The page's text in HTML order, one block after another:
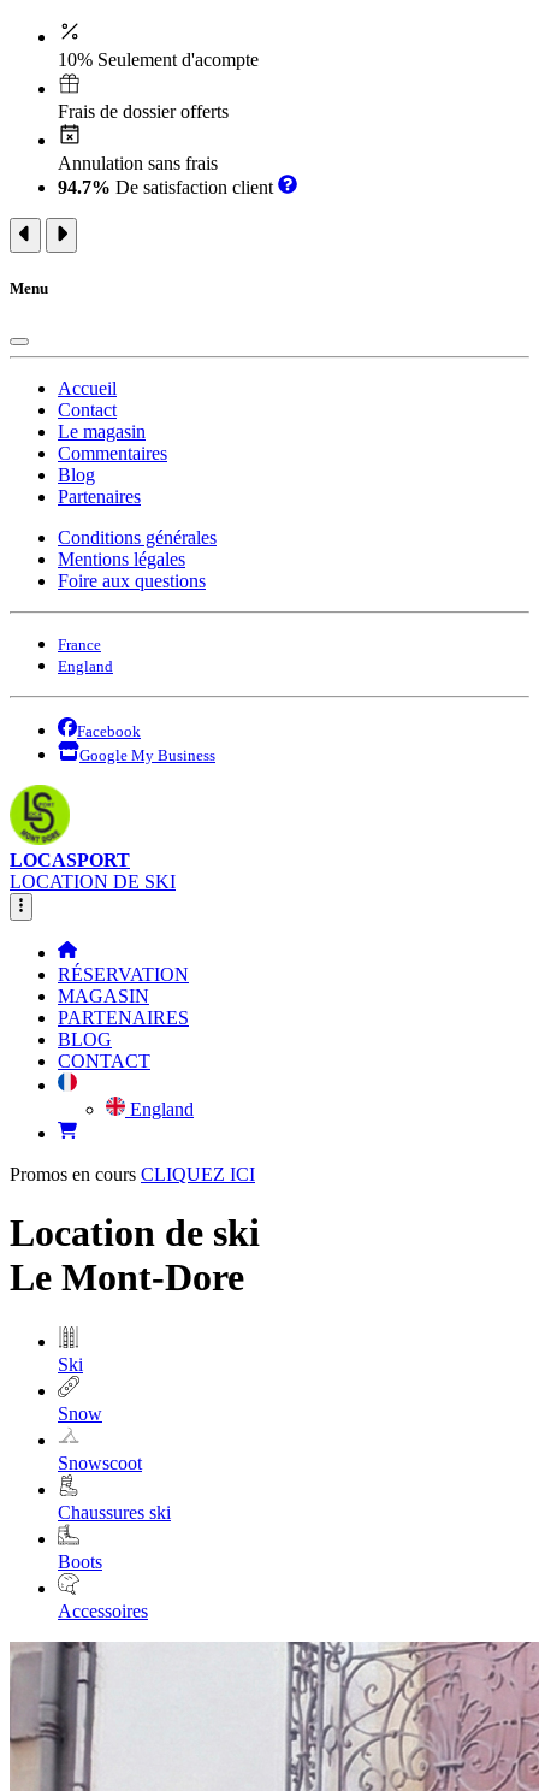
10% Seulement d'acompte
Frais de dossier offerts
Annulation sans frais
94.7% De satisfaction client
Menu
Accueil
Contact
Le magasin
Commentaires
Blog
Partenaires
Conditions générales
Mentions légales
Foire aux questions
France
England
Facebook
Google My Business
LOCASPORT
LOCATION DE SKI
RÉSERVATION
MAGASIN
PARTENAIRES
BLOG
CONTACT
England
Promos en cours CLIQUEZ ICI
Location de ski
Le Mont-Dore
Ski
Snow
Snowscoot
Chaussures ski
Boots
Accessoires